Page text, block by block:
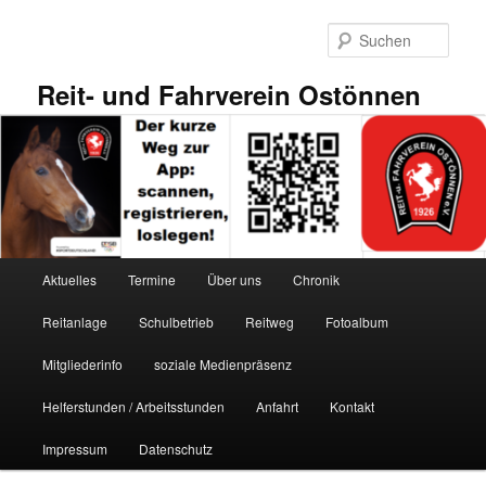
Reit- und Fahrverein Ostönnen
Aktuelles Termine Über uns Chronik
Reitanlage Schulbetrieb Reitweg Fotoalbum
Mitgliederinfo soziale Medienpräsenz
Helferstunden / Arbeitsstunden Anfahrt Kontakt
Impressum Datenschutz